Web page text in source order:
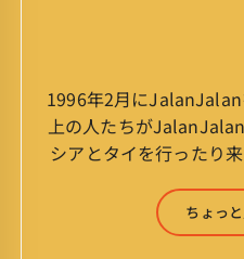
1996年2月に
上の人たちが
シアとタイを行ったり
森 淳（Jun
7月4日(61才) 生
ちょっ